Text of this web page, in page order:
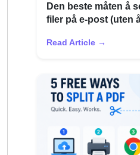
Den beste måten å
filer på e-post (uten
Read Article →